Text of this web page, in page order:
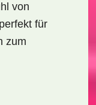
von
für
zum